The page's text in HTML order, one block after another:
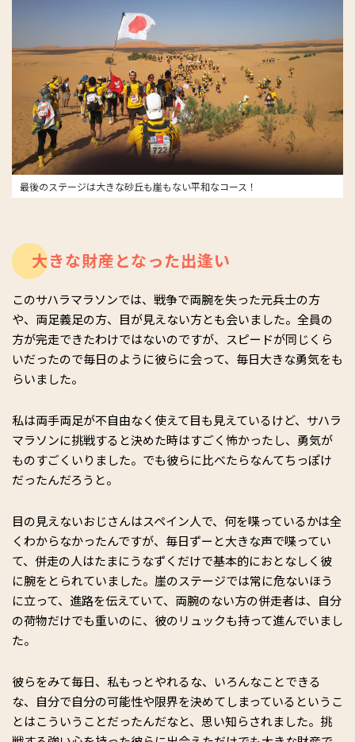
最後のステージは大きな砂丘も崖もない平和なコース！
大きな財産となった出逢い
このサハラマラソンでは、戦争で両腕を失った元兵士の方
や、両足義足の方、目が見えない方とも会いました。全員の
方が完走できたわけではないのですが、スピードが同じくら
いだったので毎日のように彼らに会って、毎日大きな勇気をも
らいました。
私は両手両足が不自由なく使えて目も見えているけど、サハラ
マラソンに挑戦すると決めた時はすごく怖かったし、勇気が
ものすごくいりました。でも彼らに比べたらなんてちっぽけ
だったんだろうと。
目の見えないおじさんはスペイン人で、何を喋っているかは全
くわからなかったんですが、毎日ずーと大きな声で喋ってい
て、併走の人はたまにうなずくだけで基本的におとなしく彼
に腕をとられていました。崖のステージでは常に危ないほう
に立って、進路を伝えていて、両腕のない方の併走者は、自分
の荷物だけでも重いのに、彼のリュックも持って進んでいまし
た。
彼らをみて毎日、私もっとやれるな、いろんなことできる
な、自分で自分の可能性や限界を決めてしまっているというこ
とはこういうことだったんだなと、思い知らされました。挑